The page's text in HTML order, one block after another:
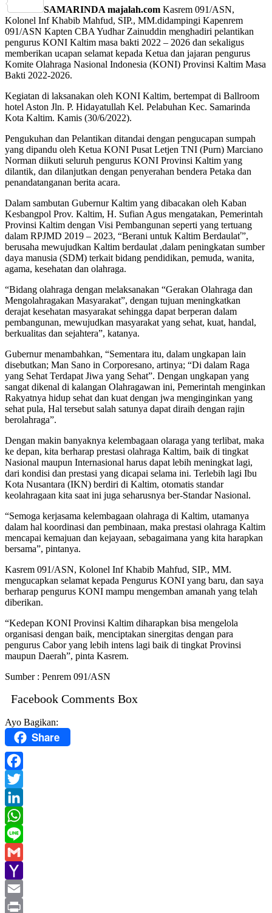
SAMARINDA majalah.com Kasrem 091/ASN,
Kolonel Inf Khabib Mahfud, SIP., MM.didampingi Kapenrem
091/ASN Kapten CBA Yudhar Zainuddin menghadiri pelantikan
pengurus KONI Kaltim masa bakti 2022 – 2026 dan sekaligus
memberikan ucapan selamat kepada Ketua dan jajaran pengurus
Komite Olahraga Nasional Indonesia (KONI) Provinsi Kaltim Masa
Bakti 2022-2026.
Kegiatan di laksanakan oleh KONI Kaltim, bertempat di Ballroom
hotel Aston Jln. P. Hidayatullah Kel. Pelabuhan Kec. Samarinda
Kota Kaltim. Kamis (30/6/2022).
Pengukuhan dan Pelantikan ditandai dengan pengucapan sumpah
yang dipandu oleh Ketua KONI Pusat Letjen TNI (Purn) Marciano
Norman diikuti seluruh pengurus KONI Provinsi Kaltim yang
dilantik, dan dilanjutkan dengan penyerahan bendera Petaka dan
penandatanganan berita acara.
Dalam sambutan Gubernur Kaltim yang dibacakan oleh Kaban
Kesbangpol Prov. Kaltim, H. Sufian Agus mengatakan, Pemerintah
Provinsi Kaltim dengan Visi Pembangunan seperti yang tertuang
dalam RPJMD 2019 – 2023, “Berani untuk Kaltim Berdaulať”,
berusaha mewujudkan Kaltim berdaulat ,dalam peningkatan sumber
daya manusia (SDM) terkait bidang pendidikan, pemuda, wanita,
agama, kesehatan dan olahraga.
“Bidang olahraga dengan melaksanakan “Gerakan Olahraga dan
Mengolahragakan Masyarakat”, dengan tujuan meningkatkan
derajat kesehatan masyarakat sehingga dapat berperan dalam
pembangunan, mewujudkan masyarakat yang sehat, kuat, handal,
berkualitas dan sejahtera”, katanya.
Gubernur menambahkan, “Sementara itu, dalam ungkapan lain
disebutkan; Man Sano in Corporesano, artinya; “Di dalam Raga
yang Sehat Terdapat Jiwa yang Sehat”. Dengan ungkapan yang
sangat dikenal di kalangan Olahragawan ini, Pemerintah menginkan
Rakyatnya hidup sehat dan kuat dengan jwa menginginkan yang
sehat pula, Hal tersebut salah satunya dapat diraih dengan rajin
berolahraga”.
Dengan makin banyaknya kelembagaan olaraga yang terlibat, maka
ke depan, kita berharap prestasi olahraga Kaltim, baik di tingkat
Nasional maupun Internasional harus dapat lebih meningkat lagi,
dari kondisi dan prestasi yang dicapai selama ini. Terlebih lagi Ibu
Kota Nusantara (IKN) berdiri di Kaltim, otomatis standar
keolahragaan kita saat ini juga seharusnya ber-Standar Nasional.
“Semoga kerjasama kelembagaan olahraga di Kaltim, utamanya
dalam hal koordinasi dan pembinaan, maka prestasi olahraga Kaltim
mencapai kemajuan dan kejayaan, sebagaimana yang kita harapkan
bersama”, pintanya.
Kasrem 091/ASN, Kolonel Inf Khabib Mahfud, SIP., MM.
mengucapkan selamat kepada Pengurus KONI yang baru, dan saya
berharap pengurus KONI mampu mengemban amanah yang telah
diberikan.
“Kedepan KONI Provinsi Kaltim diharapkan bisa mengelola
organisasi dengan baik, menciptakan sinergitas dengan para
pengurus Cabor yang lebih intens lagi baik di tingkat Provinsi
maupun Daerah”, pinta Kasrem.
Sumber : Penrem 091/ASN
Facebook Comments Box
Ayo Bagikan:
Share
Facebook
Twitter
LinkedIn
WhatsApp
Line
Gmail
Yahoo
Mail
Email